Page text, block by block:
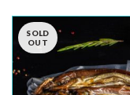
SOLD
OUT